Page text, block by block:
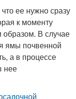
ее нужно сразу
к моменту
образом. В случае
ямы почвенной
а в процессе
нее